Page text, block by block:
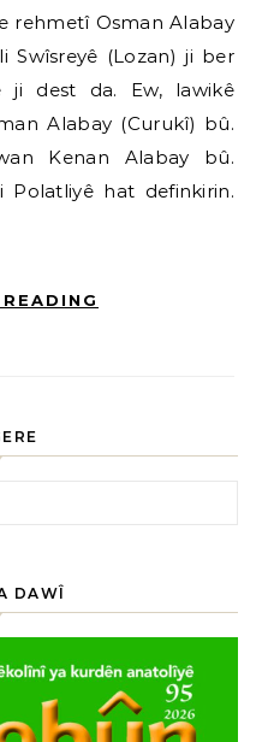
Swîsreyê (Lozan) ji ber
ji dest da. Ew, lawikê
Alabay (Curukî) bû.
Kenan Alabay bû.
hat definkirin.
DAWÎ